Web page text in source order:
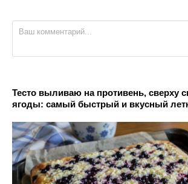
Тесто выливаю на противень, сверху
ягоды: самый быстрый и вкусный